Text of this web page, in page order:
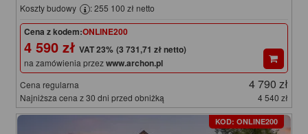
Koszty budowy
: 255 100 zł netto
Cena z kodem:ONLINE200
4 590 zł (3 731,71 zł netto)
na zamówienia przezwww.archon.pl
Cena regularna 4 790 zł
Najniższa cena z 30 dni przed obniżką 4 540 zł
KOD: ONLINE200